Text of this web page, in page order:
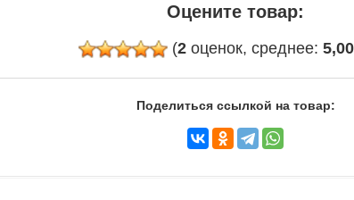
Оцените товар:
(2оценок, среднее: 5,00
Поделиться ссылкой на товар: